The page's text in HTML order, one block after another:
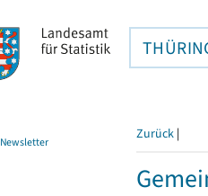
Newsletter Zurück |